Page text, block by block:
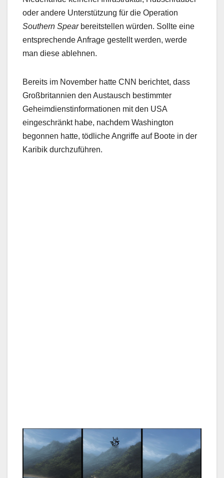
oder andere Unterstützung für die Operation
Southern Spearbereitstellen würden. Sollte eine
entsprechende Anfrage gestellt werden, werde
man diese ablehnen.
Bereits im November hatte CNN berichtet, dass
Großbritannien den Austausch bestimmter
Geheimdienstinformationen mit den USA
eingeschränkt habe, nachdem Washington
begonnen hatte, tödliche Angriffe auf Boote in der
Karibik durchzuführen.